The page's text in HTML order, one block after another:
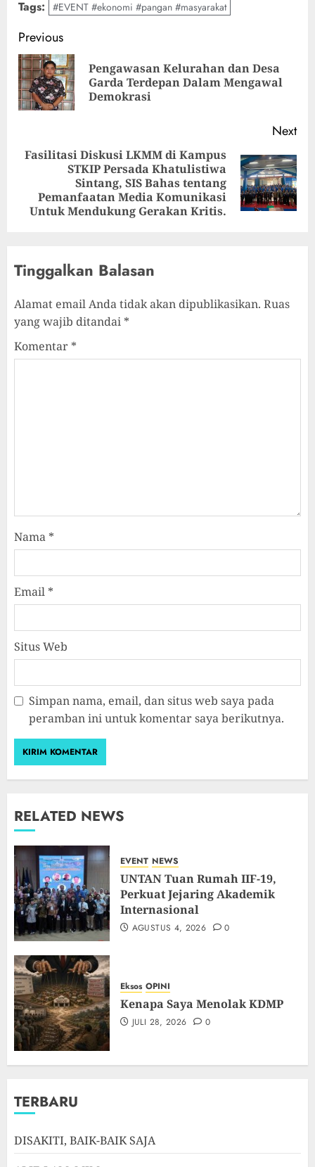
Tags: #EVENT #ekonomi #pangan #masyarakat
Previous
Pengawasan Kelurahan dan Desa
Garda Terdepan Dalam Mengawal
Demokrasi
Next
Fasilitasi Diskusi LKMM di Kampus
STKIP Persada Khatulistiwa
Sintang, SIS Bahas tentang
Pemanfaatan Media Komunikasi
Untuk Mendukung Gerakan Kritis.
Tinggalkan Balasan
Alamat email Anda tidak akan dipublikasikan. Ruas
yang wajib ditandai *
Komentar *
Nama *
Email *
Situs Web
Simpan nama, email, dan situs web saya pada
peramban ini untuk komentar saya berikutnya.
RELATED NEWS
EVENT NEWS
UNTAN Tuan Rumah IIF-19,
Perkuat Jejaring Akademik
Internasional
AGUSTUS 4, 2026 0
Eksos OPINI
Kenapa Saya Menolak KDMP
JULI 28, 2026 0
TERBARU
DISAKITI, BAIK-BAIK SAJA